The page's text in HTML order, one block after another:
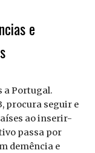
e
a Portugal.
procura seguir e
ao inserir-
passa por
demência e